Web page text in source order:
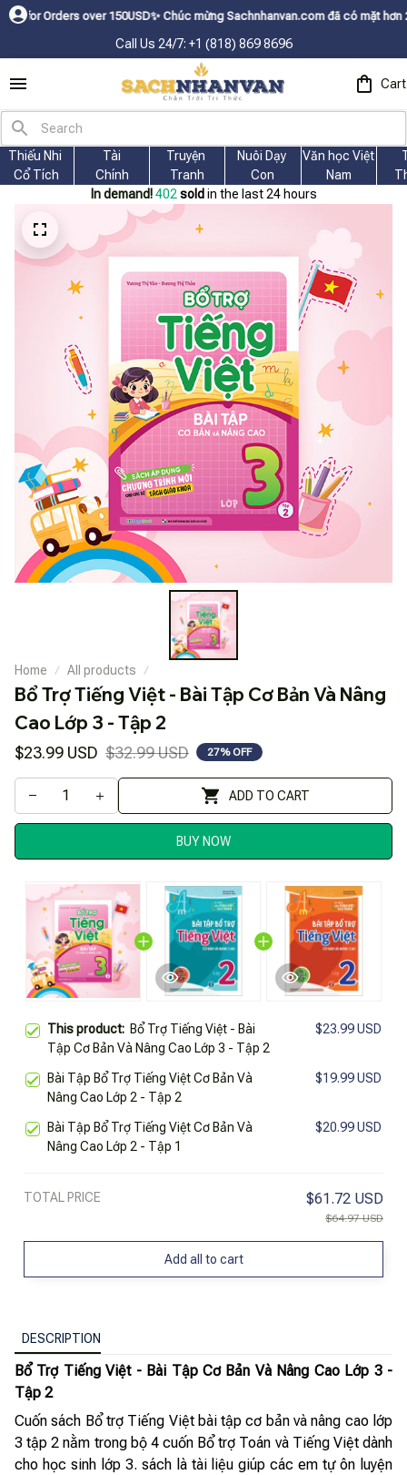
over 150USDㅤ✨Chúc mừng Sachnhanvan.com đã có mặt hơn 200 quốc
Call Us 24/7: +1 (818) 869 8696
Cart
Thiếu Nhi
Cổ Tích
Tài
Chính
Truyện
Tranh
Nuôi Dạy
Con
Văn học Việt
Nam
In demand! 403 sold in the last 24 hours
Home All products
Bổ Trợ Tiếng Việt - Bài Tập Cơ Bản Và Nâng
Cao Lớp 3 - Tập 2
$23.99 USD $32.99 USD 27% OFF
ADD TO CART
BUY NOW
This product: Bổ Trợ Tiếng Việt - Bài
Tập Cơ Bản Và Nâng Cao Lớp 3 - Tập 2
$23.99 USD
Bài Tập Bổ Trợ Tiếng Việt Cơ Bản Và
Nâng Cao Lớp 2 - Tập 2
$19.99 USD
Bài Tập Bổ Trợ Tiếng Việt Cơ Bản Và
Nâng Cao Lớp 2 - Tập 1
$20.99 USD
TOTAL PRICE $61.72 USD
$64.97 USD
Add all to cart
DESCRIPTION
Bổ Trợ Tiếng Việt - Bài Tập Cơ Bản Và Nâng Cao Lớp 3 -
Tập 2
Cuốn sách Bổ trợ Tiếng Việt bài tập cơ bản và nâng cao lớp
3 tập 2 nằm trong bộ 4 cuốn Bổ trợ Toán và Tiếng Việt dành
cho học sinh lớp 3. sách là tài liệu giúp các em tự ôn luyện